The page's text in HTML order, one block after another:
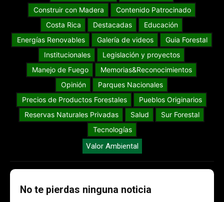
Construir con Madera
Contenido Patrocinado
Costa Rica
Destacadas
Educación
Energías Renovables
Galería de videos
Guia Forestal
Institucionales
Legislación y proyectos
Manejo de Fuego
Memorias&Reconocimientos
Opinión
Parques Nacionales
Precios de Productos Forestales
Pueblos Originarios
Reservas Naturales Privadas
Salud
Sur Forestal
Tecnologías
Valor Ambiental
No te pierdas ninguna noticia